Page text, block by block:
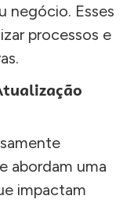
negócio. Esses
processos e
abordam uma
impactam